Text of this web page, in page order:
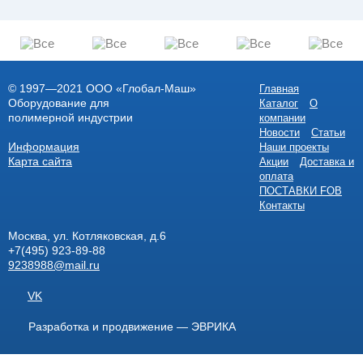
© 1997—2021 ООО «Глобал-Маш»
Оборудование для
полимерной индустрии
Информация
Карта сайта
Главная
Каталог
О
компании
Новости
Статьи
Наши проекты
Акции
Доставка и
оплата
ПОСТАВКИ FOB
Контакты
Москва, ул. Котляковская, д.6
+7(495) 923-89-88
9238988@mail.ru
VK
Разработка и продвижение — ЭВРИКА